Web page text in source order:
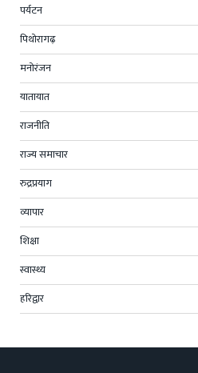
पर्यटन
पिथोरागढ़
मनोरंजन
यातायात
राजनीति
राज्य समाचार
रुद्रप्रयाग
व्यापार
शिक्षा
स्वास्थ्य
हरिद्वार